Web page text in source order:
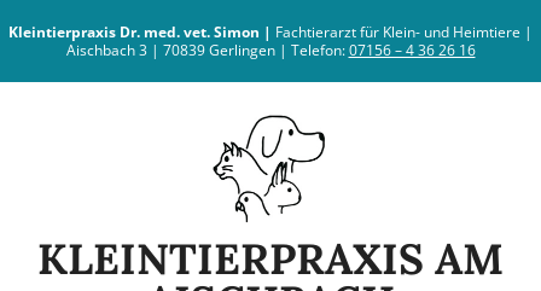
content
Kleintierpraxis Dr. med. vet. Simon | Fachtierarzt für Klein- und Heimtiere |
Aischbach 3 | 70839 Gerlingen | Telefon:07156 – 4 36 26 16
KLEINTIERPRAXIS AM